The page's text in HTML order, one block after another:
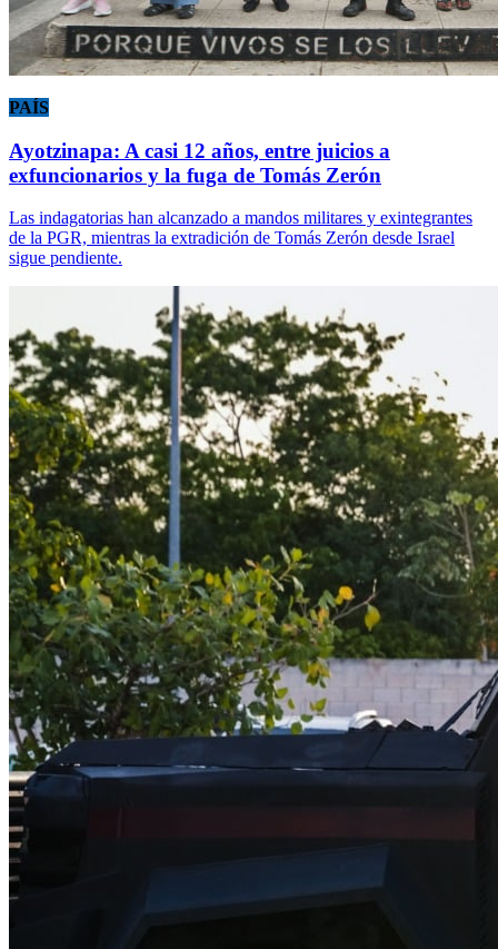
PAÍS
Ayotzinapa: A casi 12 años, entre juicios a
exfuncionarios y la fuga de Tomás Zerón
Las indagatorias han alcanzado a mandos militares y exintegrantes
de la PGR, mientras la extradición de Tomás Zerón desde Israel
sigue pendiente.